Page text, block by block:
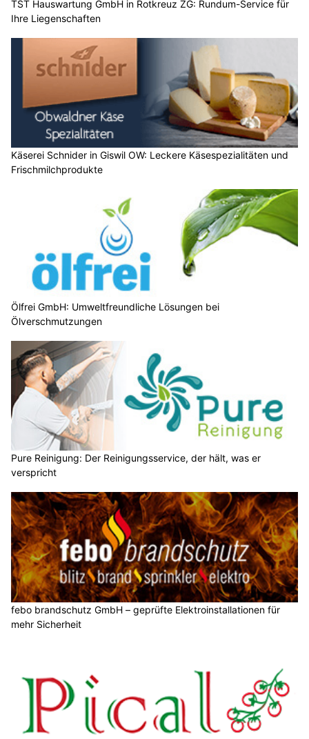
TST Hauswartung GmbH in Rotkreuz ZG: Rundum-Service für
Ihre Liegenschaften
Käserei Schnider in Giswil OW: Leckere Käsespezialitäten und
Frischmilchprodukte
Ölfrei GmbH: Umweltfreundliche Lösungen bei
Ölverschmutzungen
Pure Reinigung: Der Reinigungsservice, der hält, was er
verspricht
febo brandschutz GmbH – geprüfte Elektroinstallationen für
mehr Sicherheit